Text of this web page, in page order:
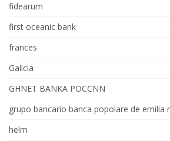
fidearum
first oceanic bank
frances
Galicia
GHNET BANKA POCCNN
grupo bancario banca popolare de emilia
helm